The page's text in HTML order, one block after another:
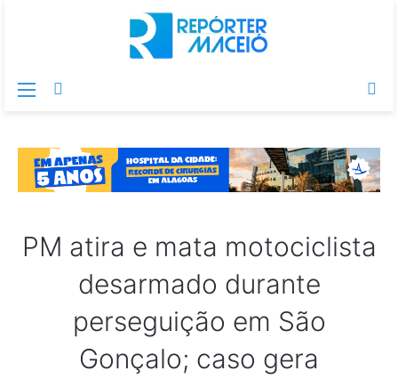
Menu
PM atira e mata motociclista
desarmado durante
perseguição em São
Gonçalo; caso gera